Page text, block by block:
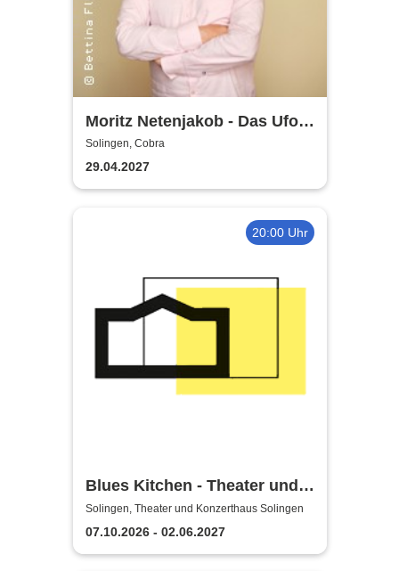
Moritz Netenjakob - Das Ufo
parkt falsch
Solingen, Cobra
29.04.2027
20:00 Uhr
Blues Kitchen - Theater und
Orchester Heidelberg
Solingen, Theater und Konzerthaus Solingen
07.10.2026 - 02.06.2027